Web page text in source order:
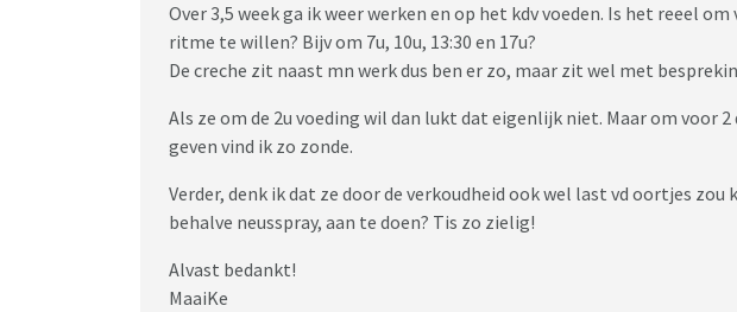
Over 3,5 week ga ik weer werken en op het kdv voeden. Is het reeel
ritme te willen? Bijv om 7u, 10u, 13:30 en 17u?
De creche zit naast mn werk dus ben er zo, maar zit wel met
Als ze om de 2u voeding wil dan lukt dat eigenlijk niet. Maar om voor 2
geven vind ik zo zonde.
Verder, denk ik dat ze door de verkoudheid ook wel last vd oortjes zou
behalve neusspray, aan te doen? Tis zo zielig!
Alvast bedankt!
MaaiKe